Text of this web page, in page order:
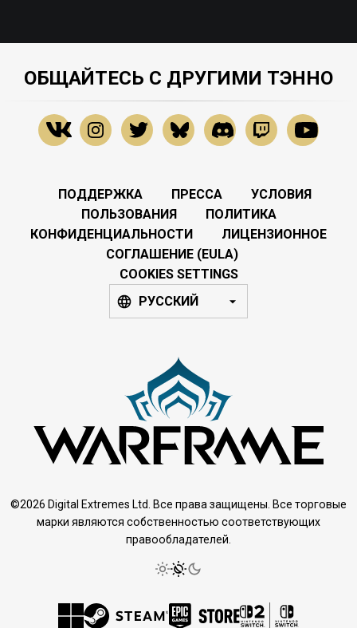
ОБЩАЙТЕСЬ С ДРУГИМИ ТЭННО
ПОДДЕРЖКА ПРЕССА
УСЛОВИЯ
ПОЛЬЗОВАНИЯ
ПОЛИТИКА
КОНФИДЕНЦИАЛЬНОСТИ
ЛИЦЕНЗИОННОЕ
СОГЛАШЕНИЕ (EULA)
COOKIES SETTINGS
РУССКИЙ
©2026 Digital Extremes Ltd. Все права защищены. Все торговые
марки являются собственностью соответствующих
правообладателей.